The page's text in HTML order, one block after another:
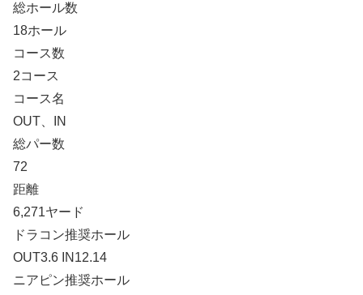
総ホール数
18ホール
コース数
2コース
コース名
OUT、IN
総パー数
72
距離
6,271ヤード
ドラコン推奨ホール
OUT3.6 IN12.14
ニアピン推奨ホール